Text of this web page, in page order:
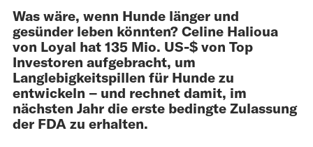
Was wäre, wenn Hunde länger und
gesünder leben könnten? Celine Halioua
von Loyal hat 135 Mio. US-$ von Top
Investoren aufgebracht, um
Langlebigkeitspillen für Hunde zu
entwickeln – und rechnet damit, im
nächsten Jahr die erste bedingte Zulassung
der FDA zu erhalten.